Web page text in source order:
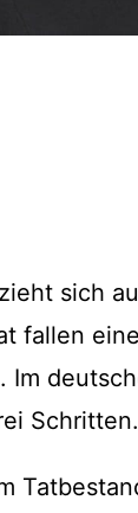
sich
fallen
Im
Schritten.